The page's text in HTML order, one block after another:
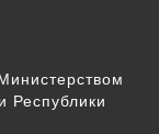
Республики